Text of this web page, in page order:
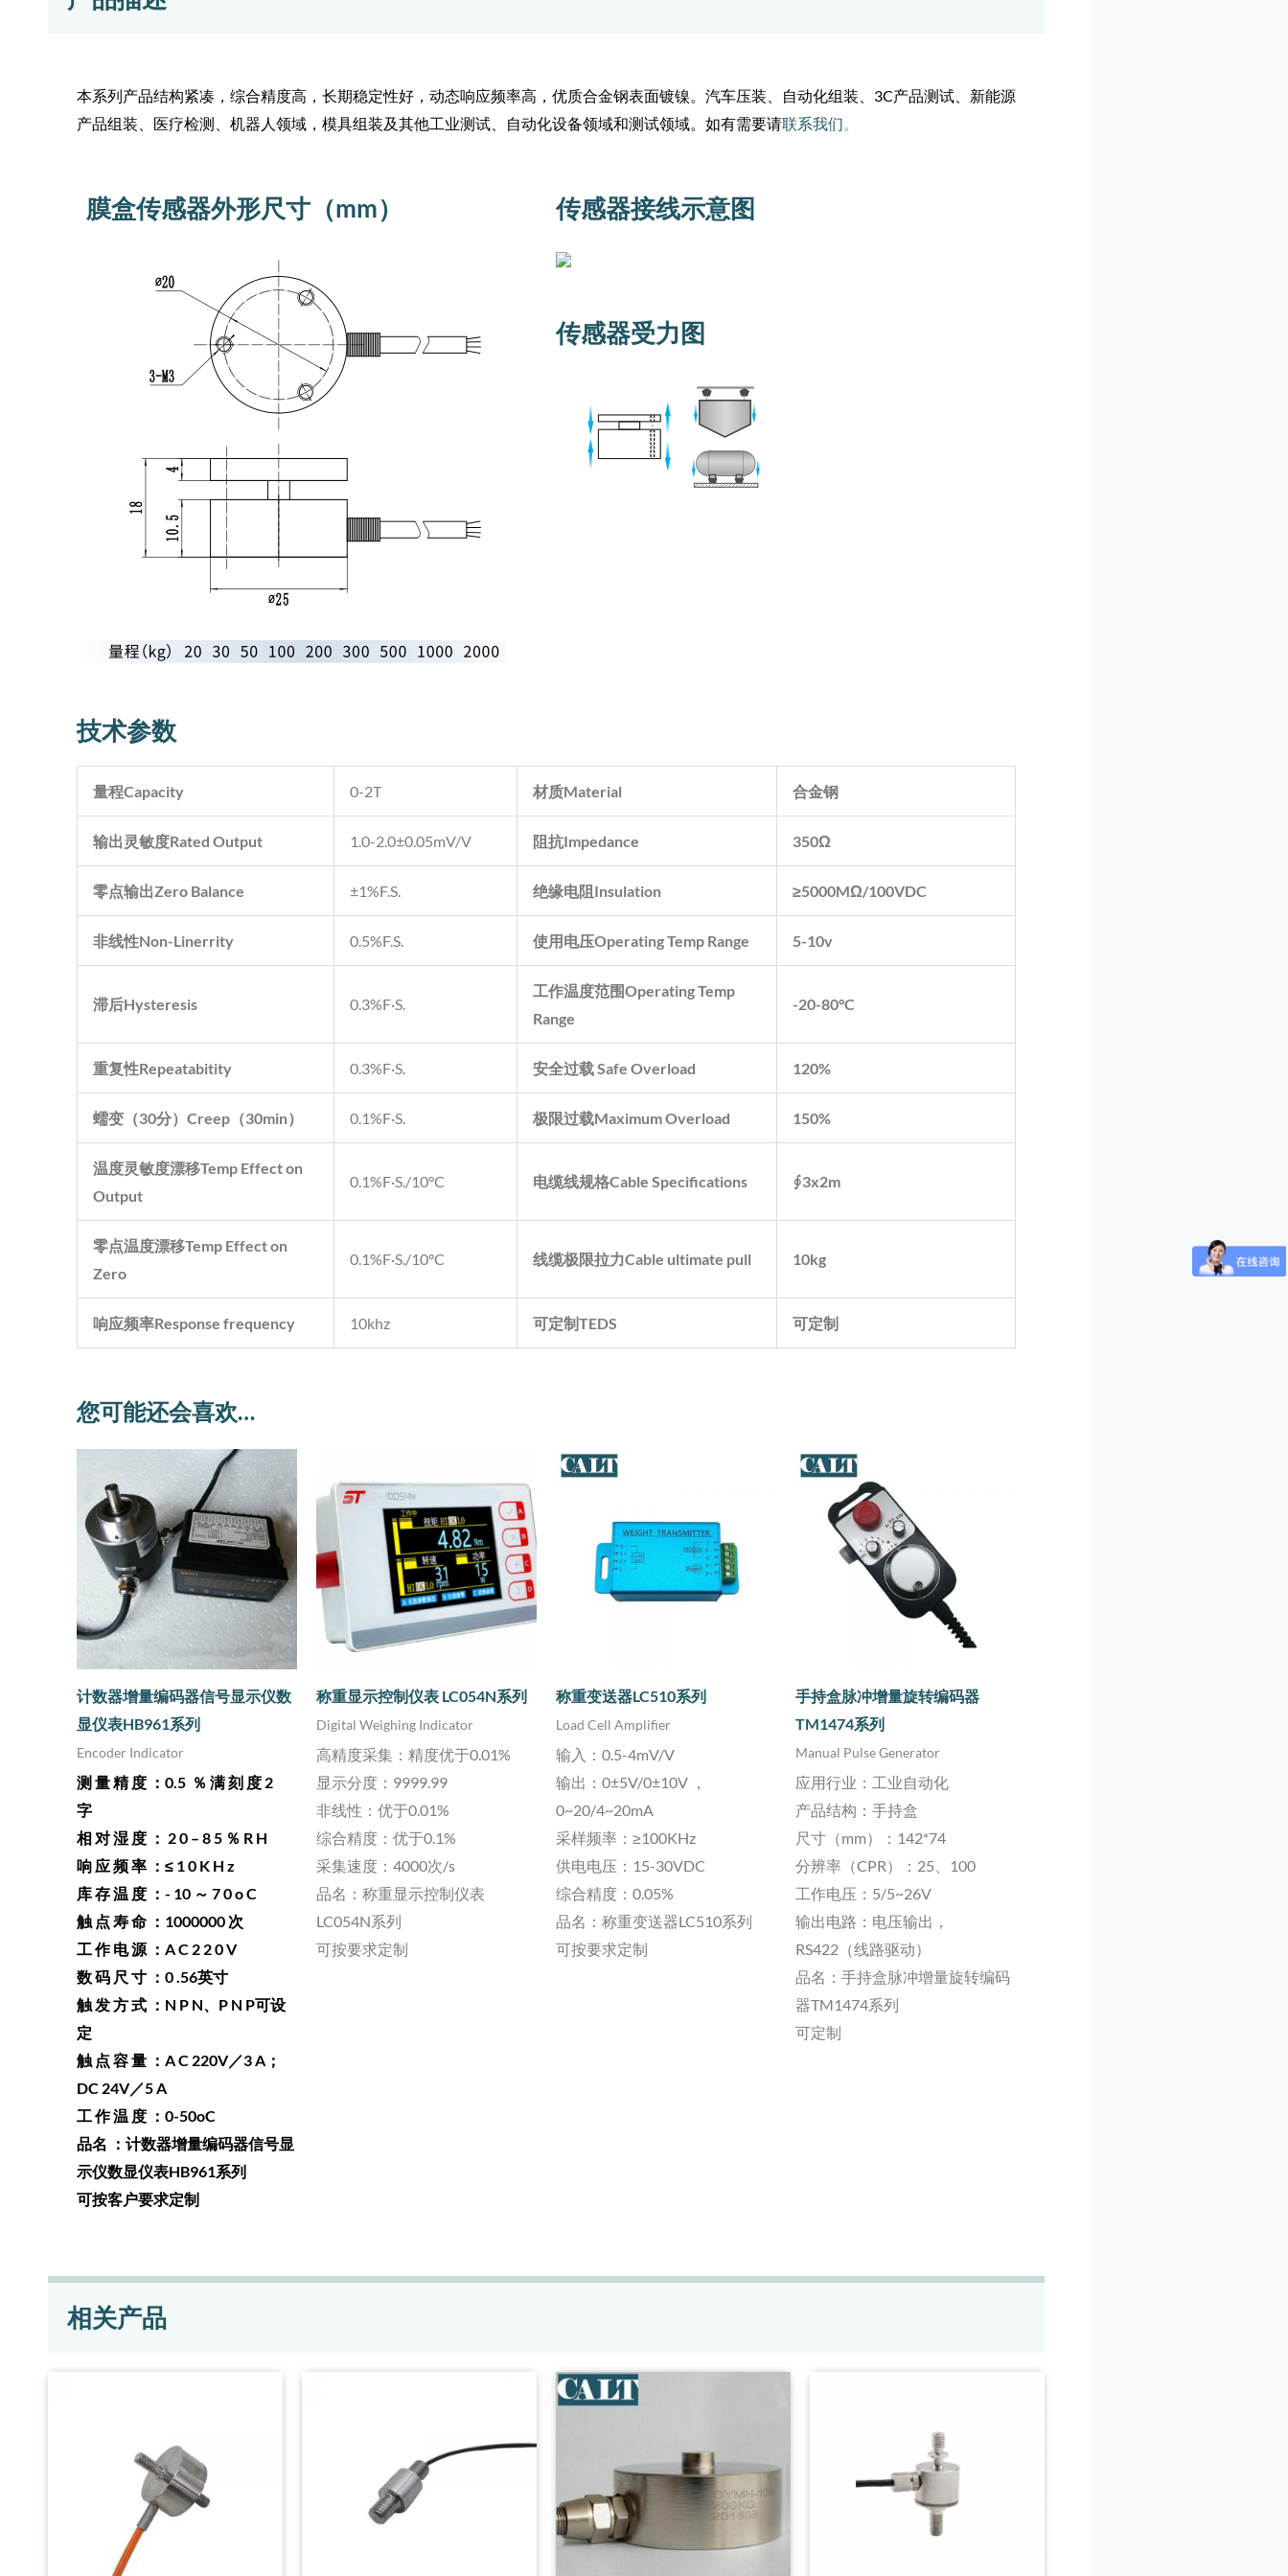
本系列产品结构紧凑，综合精度高，长期稳定性好，动态响应频率高，优质合金钢表面镀镍。汽车压装、自动化组装、3C产品测试、新能源
产品组装、医疗检测、机器人领域，模具组装及其他工业测试、自动化设备领域和测试领域。如有需要请联系我们。
膜盒传感器外形尺寸（mm） 传感器接线示意图
传感器受力图
技术参数
量程Capacity 0-2T 材质Material 合金钢
输出灵敏度Rated Output 1.0-2.0±0.05mV/V 阻抗Impedance 350Ω
零点输出Zero Balance ±1%F.S. 绝缘电阻 Insulation ≥5000MΩ/100VDC
非线性Non-Linerrity 0.5%F.S. 使用电压Operating Temp Range 5-10v
滞后Hysteresis 0.3%F·S.
工作温度范围Operating Temp
Range
-20-80°C
重复性Repeatabitity 0.3%F·S. 安全过载Safe Overload 120%
蠕变（30分） Creep （30min） 0.1%F·S. 极限过载Maximum Overload 150%
温度灵敏度漂移Temp Effect on
Output
0.1%F·S./10°C 电缆线规格Cable Specifications ∮3x2m
零点温度漂移Temp Effect on
Zero
0.1%F·S./10°C 线缆极限拉力Cable ultimate pull 10kg
响应频率Response frequency 10khz 可定制TEDS 可定制
您可能还会喜欢…
计数器增量编码器信号显示仪数
显仪表HB961系列
Encoder Indicator
测 量 精 度 ：0.5 ％ 满 刻 度 2
字
相 对 湿 度 ： 2 0 – 8 5 ％ R H
响 应 频 率 ：≤ 1 0 K H z
库 存 温 度 ：- 10 ～ 7 0 o C
触 点 寿 命 ：1000000 次
工 作 电 源 ：A C 2 2 0 V
数 码 尺 寸 ：0 .56英寸
触 发 方 式 ：N P N、P N P可设
定
触 点 容 量 ：A C 220V／3 A；
DC 24V／5 A
工 作 温 度 ：0-50oC
品名 ：计数器增量编码器信号显
示仪数显仪表HB961系列
可按客户要求定制
称重显示控制仪表 LC054N系列
Digital Weighing Indicator
高精度采集：精度优于0.01%
显示分度：9999.99
非线性：优于0.01%
综合精度：优于0.1%
采集速度：4000次/s
品名： 称重显示控制仪表
LC054N系列
可按要求定制
称重变送器LC510系列
Load Cell Amplifier
输入：0.5-4mV/V
输出：0±5V/0±10V ，
0~20/4~20mA
采样频率：≥100KHz
供电电压：15-30VDC
综合精度：0.05%
品名：称重变送器LC510系列
可按要求定制
手持盒脉冲增量旋转编码器
TM1474系列
Manual Pulse Generator
应用行业：工业自动化
产品结构：手持盒
尺寸（mm）：142*74
分辨率（CPR）：25、100
工作电压：5/5~26V
输出电路：电压输出，
RS422（线路驱动）
品名：手持盒脉冲增量旋转编码
器TM1474系列
可定制
相关产品